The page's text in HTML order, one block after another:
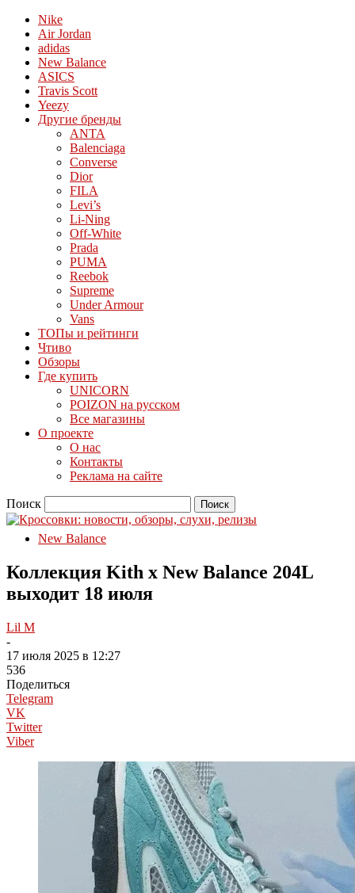
Nike
Air Jordan
adidas
New Balance
ASICS
Travis Scott
Yeezy
Другие бренды
ANTA
Balenciaga
Converse
Dior
FILA
Levi’s
Li-Ning
Off-White
Prada
PUMA
Reebok
Supreme
Under Armour
Vans
ТОПы и рейтинги
Чтиво
Обзоры
Где купить
UNICORN
POIZON на русском
Все магазины
О проекте
О нас
Контакты
Реклама на сайте
Поиск
New Balance
Коллекция Kith x New Balance 204L
выходит 18 июля
Lil M
-
17 июля 2025 в 12:27
536
Поделиться
Telegram
VK
Twitter
Viber